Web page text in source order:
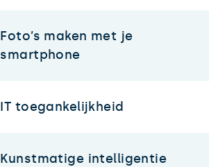
Foto’s maken met je
smartphone
IT toegankelijkheid
Kunstmatige intelligentie